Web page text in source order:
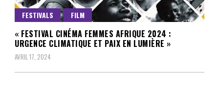
FESTIVALS FILM
« FESTIVAL CINÉMA FEMMES AFRIQUE 2024 :
URGENCE CLIMATIQUE ET PAIX EN LUMIÈRE »
AVRIL 17, 2024